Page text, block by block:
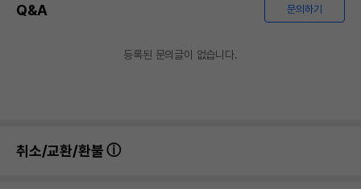
Q&A 문의하기
등록된 문의글이 없습니다.
취소/교환/환불